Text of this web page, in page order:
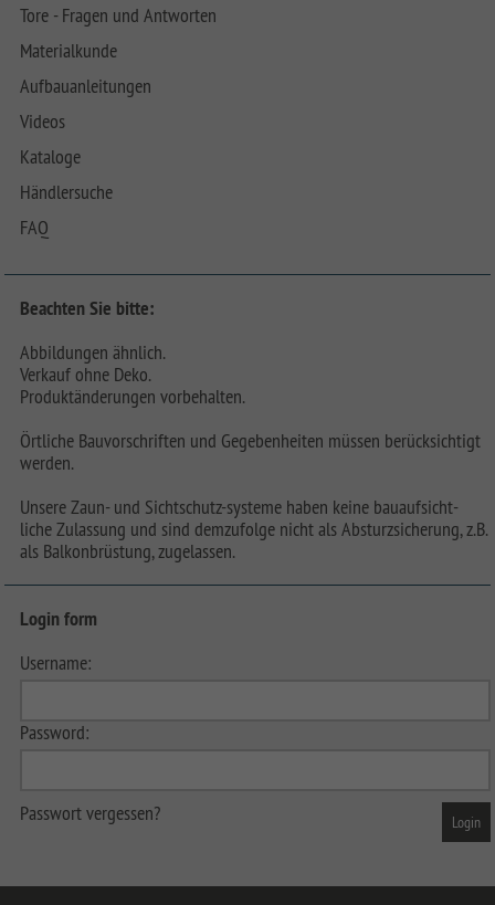
Tore - Fragen und Antworten
Materialkunde
Aufbauanleitungen
Videos
Kataloge
Händlersuche
FAQ
Beachten Sie bitte:
Abbildungen ähnlich.
Verkauf ohne Deko.
Produktänderungen vorbehalten.
Örtliche Bauvorschriften und Gegebenheiten müssen berücksichtigt
werden.
Unsere Zaun- und Sichtschutz-systeme haben keine bauaufsicht-
liche Zulassung und sind demzufolge nicht als Absturzsicherung, z.B.
als Balkonbrüstung, zugelassen.
Login form
Username:
Password:
Passwort vergessen?